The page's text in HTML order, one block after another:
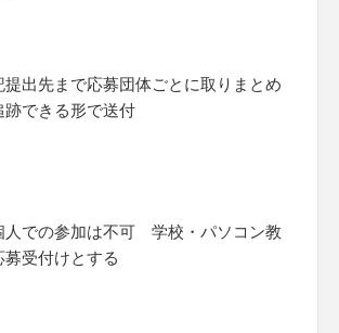
提出先まで応募団体ごとに取りまとめ
跡できる形で送付
での参加は不可 学校・パソコン教
受付けとする